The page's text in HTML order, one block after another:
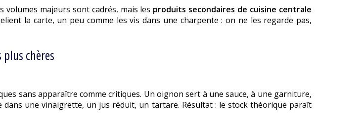
volumes majeurs sont cadrés, mais les produits secondaires de cuisine centrale
la carte, un peu comme les vis dans une charpente : on ne les regarde pas,
chères
sans apparaître comme critiques. Un oignon sert à une sauce, à une garniture,
une vinaigrette, un jus réduit, un tartare. Résultat : le stock théorique paraît